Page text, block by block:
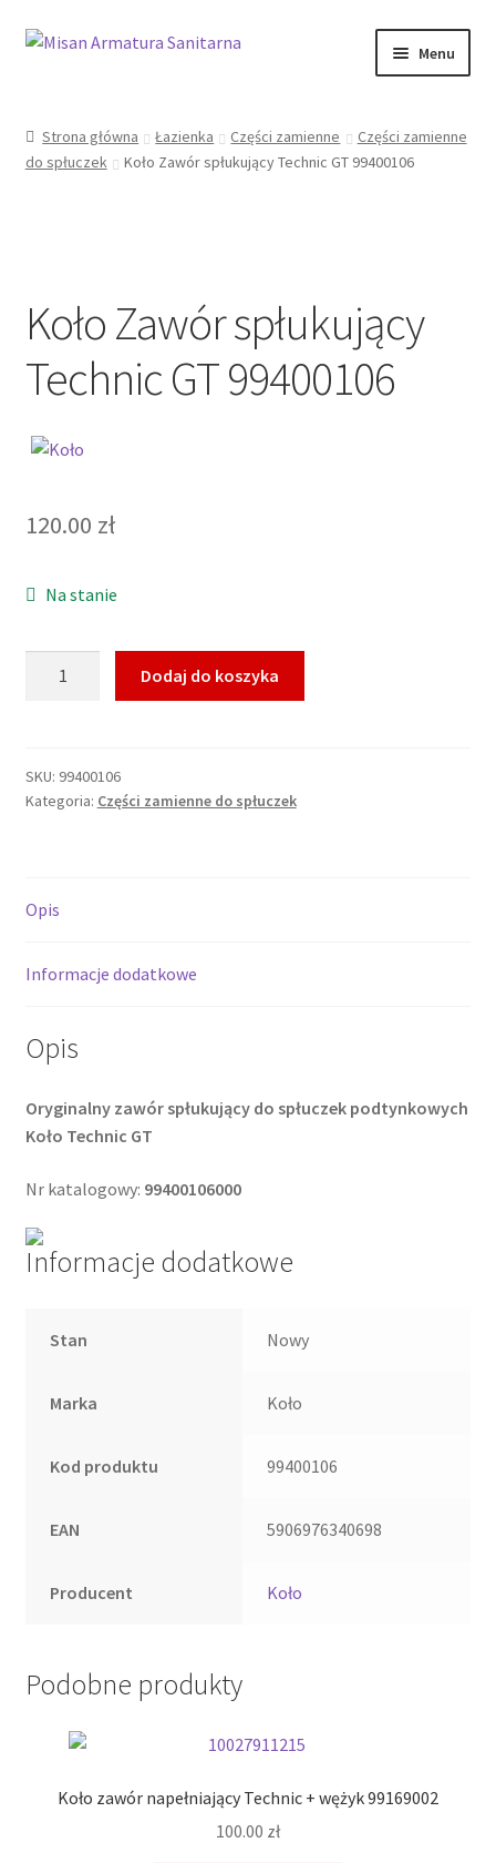
Przejdź
Przejdź
Menu
Moje konto
Strona główna Łazienka Części zamienne
Części zamienne
do spłuczek
Koło Zawór spłukujący Technic GT 99400106
Koło Zawór spłukujący
Technic GT 99400106
120.00 zł
Na stanie
Technic
GT
Dodaj do koszyka
SKU: 99400106
Kategoria: Części zamienne do spłuczek
Opis
Informacje dodatkowe
Opis
Oryginalny zawór spłukujący do spłuczek podtynkowych
Koło Technic GT
Nr katalogowy: 99400106000
Informacje dodatkowe
Stan Nowy
Marka Koło
Kod produktu 99400106
EAN 5906976340698
Producent Koło
Podobne produkty
Koło zawór napełniający Technic + wężyk 99169002
100.00 zł